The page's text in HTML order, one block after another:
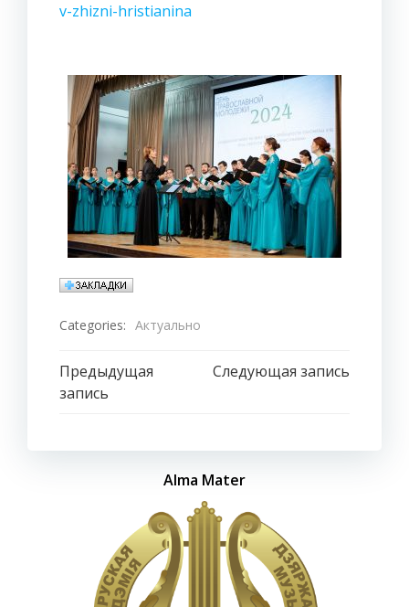
v-zhizni-hristianina
Categories: Актуально
Навигация
записям
Предыдущая
запись
Навигация
записям
Следующая запись
Alma Mater